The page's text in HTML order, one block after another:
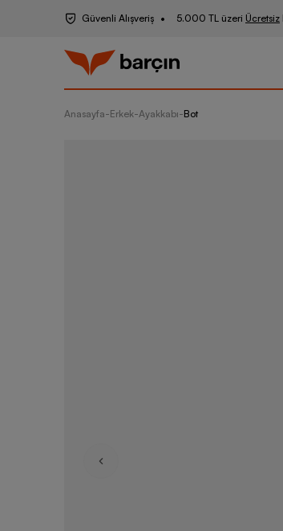
Güvenli Alışveriş 5.000 TL üzeri Ücretsiz
Anasayfa-Erkek-Ayakkabı-Bot